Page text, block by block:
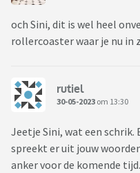
och Sini, dit is wel heel
rollercoaster waar je nu in
rutiel
30-05-2023 om 13:30
Jeetje Sini, wat een
spreekt er uit jouw
anker voor de komende